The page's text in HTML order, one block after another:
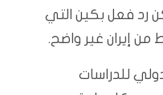
رد فعل بكين التي
إيران غير واضح.
للدراسات